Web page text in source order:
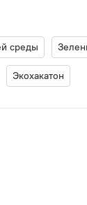
среды
Экохакатон